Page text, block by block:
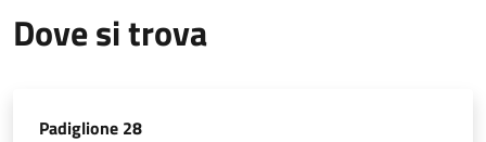
Dove si trova
Padiglione 28